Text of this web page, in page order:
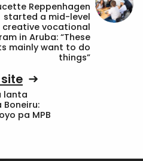
Reppenhagen
started a mid-level
creative vocational
in Aruba: “These
mainly want to do
things”
lanta
pa MPB